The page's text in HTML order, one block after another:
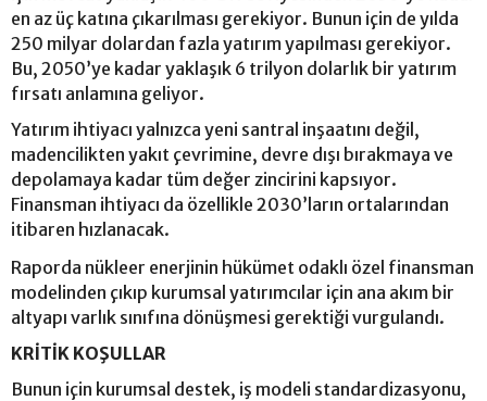
en az üç katına çıkarılması gerekiyor. Bunun için de yılda
250 milyar dolardan fazla yatırım yapılması gerekiyor.
Bu, 2050’ye kadar yaklaşık 6 trilyon dolarlık bir yatırım
fırsatı anlamına geliyor.
Yatırım ihtiyacı yalnızca yeni santral inşaatını değil,
madencilikten yakıt çevrimine, devre dışı bırakmaya ve
depolamaya kadar tüm değer zincirini kapsıyor.
Finansman ihtiyacı da özellikle 2030’ların ortalarından
itibaren hızlanacak.
Raporda nükleer enerjinin hükümet odaklı özel finansman
modelinden çıkıp kurumsal yatırımcılar için ana akım bir
altyapı varlık sınıfına dönüşmesi gerektiği vurgulandı.
KRİTİK KOŞULLAR
Bunun için kurumsal destek, iş modeli standardizasyonu,